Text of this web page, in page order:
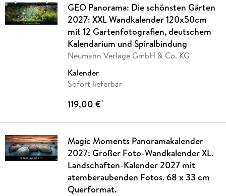
GEO Panorama: Die schönsten Gärten
2027: XXL Wandkalender 120x50cm
mit 12 Gartenfotografien, deutschem
Kalendarium und Spiralbindung
Neumann Verlage GmbH & Co. KG
Kalender
Sofort lieferbar
119,00 €*
Magic Moments Panoramakalender
2027: Großer Foto-Wandkalender XL.
Landschaften-Kalender 2027 mit
atemberaubenden Fotos. 68 x 33 cm
Querformat.